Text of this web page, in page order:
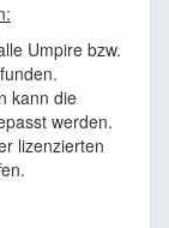
Umpire bzw.
kann die
werden.
lizenzierten